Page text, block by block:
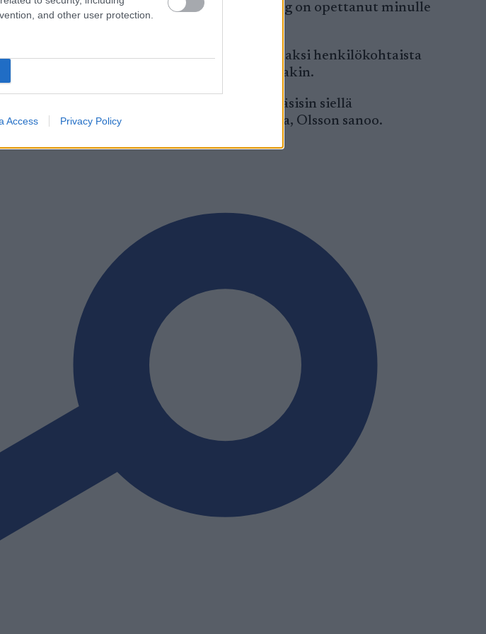
and other user protection.
Access Privacy Policy
kurinalainen, enemmänkin boheemi. Stig on opettanut minulle
kalastava Olsson sanoo.
olla hänen uransa päätöskausi. Jo kaksi henkilökohtaista
ennen haasteita riittää vielä tällä kaudellakin.
hyvä tulos nyt loppukaudesta. Jos pääsisin siellä
siihen mitä osaan eikä miettiä odotuksia, Olsson sanoo.